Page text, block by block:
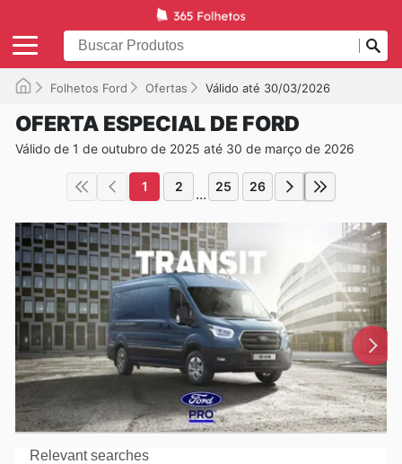
Folhetos Ford Ofertas Válido até 30/03/2026
OFERTA ESPECIAL DE FORD
Válido de 1 de outubro de 2025 até 30 de março de 2026
1 2 ... 25 26